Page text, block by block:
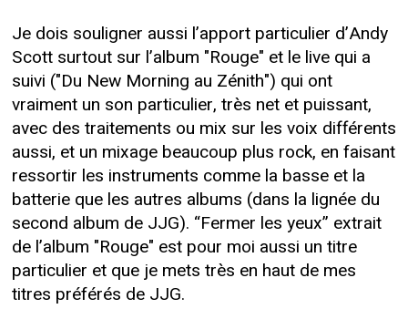
Je dois souligner aussi l’apport particulier d’Andy
Scott surtout sur l’album "Rouge" et le live qui a
suivi ("Du New Morning au Zénith") qui ont
vraiment un son particulier, très net et puissant,
avec des traitements ou mix sur les voix différents
aussi, et un mixage beaucoup plus rock, en faisant
ressortir les instruments comme la basse et la
batterie que les autres albums (dans la lignée du
second album de JJG). “Fermer les yeux” extrait
de l’album "Rouge" est pour moi aussi un titre
particulier et que je mets très en haut de mes
titres préférés de JJG.